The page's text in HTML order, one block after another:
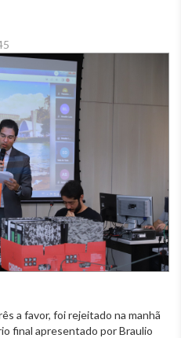
a favor, foi rejeitado na manhã
final apresentado por Braulio